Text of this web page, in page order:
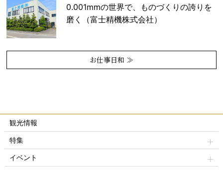
0.001mmの世界で、ものづくりの誇りを
磨く（富士精機株式会社）
お仕事日和 ≫
観光情報
特集
イベント